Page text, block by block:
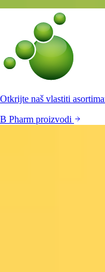
Otkrijte naš vlastiti
B Pharm proizvodi